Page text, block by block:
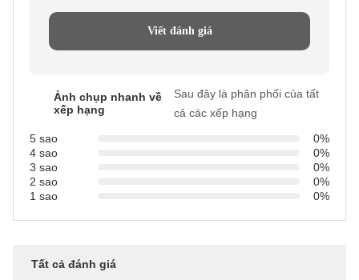
Viết đánh giá
Ảnh chụp nhanh về
xếp hạng
Sau đây là phân phối của tất
cả các xếp hạng
5 sao
0%
4 sao
0%
3 sao
0%
2 sao
0%
1 sao
0%
Tất cả đánh giá